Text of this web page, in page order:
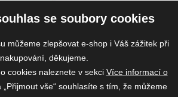
se soubory cookies
můžeme zlepšovat e-shop i Váš zážitek při
nakupování, děkujeme.
cookies naleznete v sekci Více informací o
„Přijmout vše“ souhlasíte s tím, že můžeme